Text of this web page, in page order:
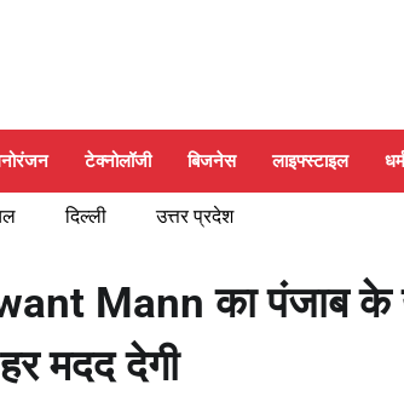
टेक्नोलॉजी बिजनेस लाइफ्स्टाइल धर्म
दिल्ली उत्तर प्रदेश
Mann का पंजाब
मदद देगी